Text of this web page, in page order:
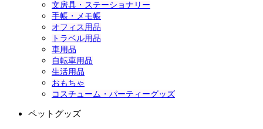
文房具・ステーショナリー
手帳・メモ帳
オフィス用品
トラベル用品
車用品
自転車用品
生活用品
おもちゃ
コスチューム・パーティーグッズ
ペットグッズ